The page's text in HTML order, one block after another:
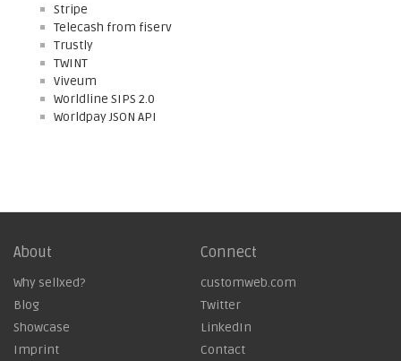
Stripe
Telecash from fiserv
Trustly
TWINT
Viveum
Worldline SIPS 2.0
Worldpay JSON API
About
Why sellxed?
Blog
Showcase
Imprint
Connect
customweb.com
Twitter
LinkedIn
Contact